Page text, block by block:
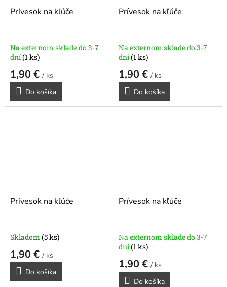
Prívesok na kľúče
Na externom sklade do 3-7
dní(1 ks)
1,90 € / ks
Do košíka
Prívesok na kľúče
Na externom sklade do 3-7
dní(1 ks)
1,90 € / ks
Do košíka
Prívesok na kľúče
Skladom (5 ks)
1,90 € / ks
Do košíka
Prívesok na kľúče
Na externom sklade do 3-7
dní(1 ks)
1,90 € / ks
Do košíka